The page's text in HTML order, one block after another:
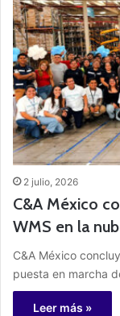
2 julio, 2026
C&A México
WMS en la
C&A México
puesta en marcha
Leer más »